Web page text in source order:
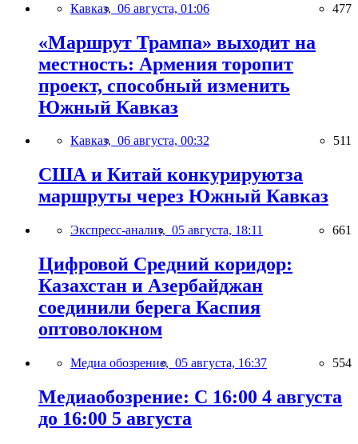
Кавказ, 06 августа, 01:06 477
«Маршрут Трампа» выходит на
местность: Армения торопит
проект, способный изменить
Южный Кавказ
Кавказ, 06 августа, 00:32 511
США и Китай конкурируютза
маршруты через Южный Кавказ
Экспресс-анализ, 05 августа, 18:11 661
Цифровой Средний коридор:
Казахстан и Азербайджан
соединили берега Каспия
оптоволокном
Медиа обозрение, 05 августа, 16:37 554
Медиаобозрение: С 16:00 4 августа
до 16:00 5 августа